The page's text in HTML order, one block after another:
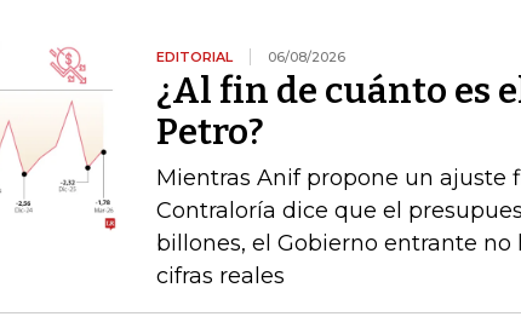
EDITORIAL 06/08/2026
¿Al fin de cuánto es
Petro?
Mientras Anif propone un ajuste
Contraloría dice que el
billones, el Gobierno entrante
cifras reales